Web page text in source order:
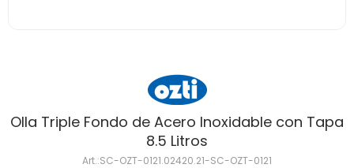
Olla Triple Fondo de Acero Inoxidable con Tapa
8.5 Litros
SC-OZT-0121.02420.21-SC-OZT-0121